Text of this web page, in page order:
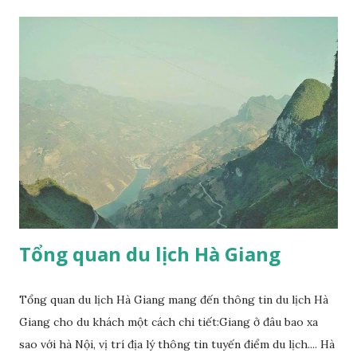
Văn chiêm ngưỡng những cảnh đẹp kỳ thú của Công viên địa
chất Công viên đá Đồng Văn. 16h30: Đến bản Sủng Là tham
quan ngôi nhà Cổ của người H'mông với tường trình bằng
đất - nơi đã được sử dụng làm bối cảnh để quay bộ phim nhựa
" Chuyện của Pao " năm 2006 của đạo diễn Ngô Quang Hải
được chuyển thể từ truyện ngắn "T iếng đàn môi sau bờ rào
đá" của nhà văn Đỗ Bích Thủy đã giành được 4 giải Cán...
Tổng quan du lịch Hà Giang
Tổng quan du lịch Hà Giang mang đến thông tin du lịch Hà
Giang cho du khách một cách chi tiết:Giang ở đâu bao xa
sao với hà Nội, vị trí địa lý thông tin tuyến điểm du lịch.... Hà